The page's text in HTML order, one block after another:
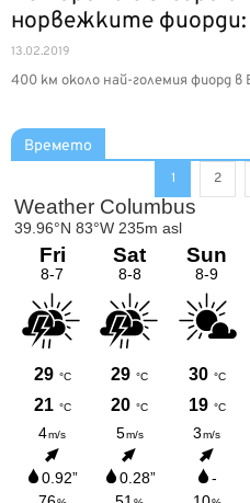
норвежките
13.02.2019
400 км около най-големия фиорд в
1 2
Времето